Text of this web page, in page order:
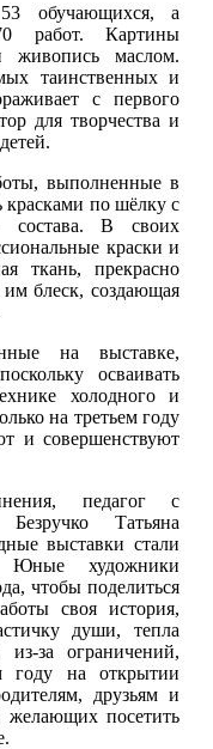
обучающихся, а
работ. Картины
маслом.
таинственных и
с первого
для творчества и
детей.
выполненные в
красками по шёлку с
состава. В своих
краски и
ткань, прекрасно
блеск, создающая
на выставке,
осваивать
холодного и
на третьем году
и совершенствуют
педагог с
Татьяна
выставки стали
Юные художники
чтобы поделиться
своя история,
души, тепла
за ограничений,
году на открытии
друзьям и
желающих посетить